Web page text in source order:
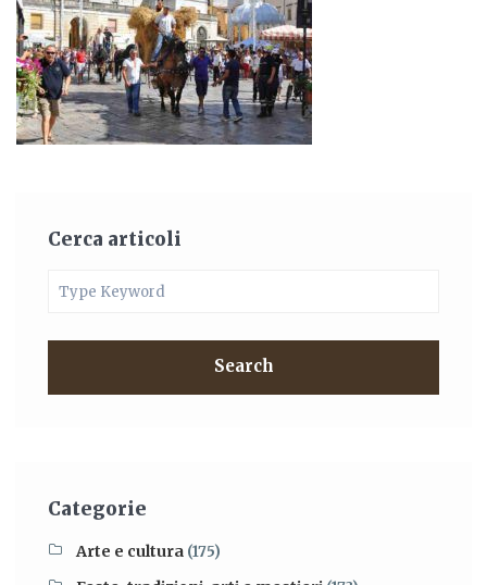
Cerca articoli
Search
Categorie
Arte e cultura (175)